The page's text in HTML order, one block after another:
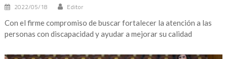
2022/05/18 Editor
Con el firme compromiso de buscar fortalecer la atención a las
personas con discapacidad y ayudar a mejorar su calidad